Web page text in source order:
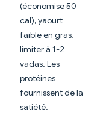
(économise 50
cal), yaourt
faible en gras,
limiter à 1-2
vadas. Les
protéines
fournissent de la
satiété.